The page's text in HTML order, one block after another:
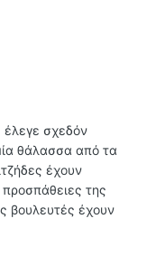
έλεγε σχεδόν
θάλασσα από τα
έχουν
της
βουλευτές έχουν